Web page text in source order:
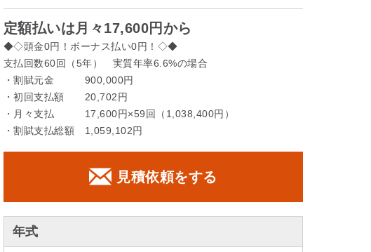
定額払いは月々17,600円から
◆◇頭金0円！ボーナス払い0円！◇◆
支払回数60回（5年） 実質年率6.6%の場合
・割賦元金 900,000円
・初回支払額 20,702円
・月々支払 17,600円×59回（1,038,400円）
・割賦支払総額 1,059,102円
見積依頼をする
年式